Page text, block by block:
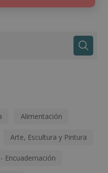
Alimentación
Arte, Escultura y Pintura
Encuadernación